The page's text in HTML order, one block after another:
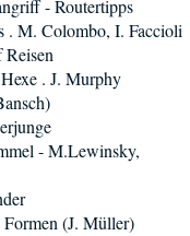
- Routertipps
. M. Colombo, I. Faccioli
Reisen
. J. Murphy
- M.Lewinsky,
(J. Müller)